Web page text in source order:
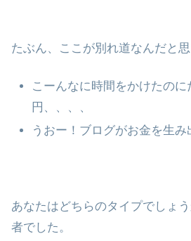
たぶん、ここが別れ道なんだと思
こーんなに時間をかけたのに
円、、、、
うおー！ブログがお金を生み
あなたはどちらのタイプでしょ
者でした。